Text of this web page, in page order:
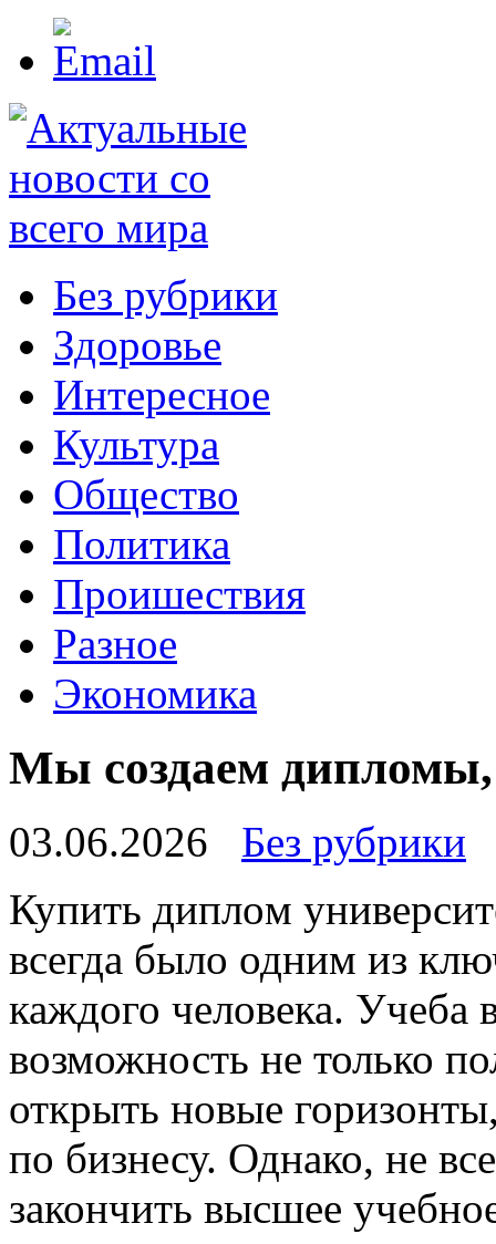
Без рубрики
Здоровье
Интересное
Культура
Общество
Политика
Проишествия
Разное
Экономика
Мы создаем
03.06.2026
Без рубрики
Купить диплoм
всегда было одним из
каждого человека. Учеба
возможность не только
открыть новые
по бизнесу. Однако, не
закончить высшее